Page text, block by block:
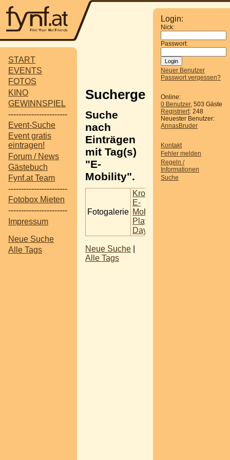
START
EVENTS
FOTOS
KINO
GEWINNSPIEL
-----------------------
Event-Suche
Event gratis
eintragen!
Forum / News
Gästebuch
Fynf.at Team
-----------------------
Fotobox Mieten
-----------------------
Impressum
Neue Suche
Alle Tags
Login:
Nick:
Passwort:
Neuer Benutzer
Passwort vergessen?
Online:
0 Benutzer, 503 Gäste
Registriert: 248
Neuester Benutzer:
AnnasBruder
Kontakt
Fehler melden
Regeln /
Informationen
Suche
Suchergebnisse
Suche
nach
Einträgen
mit Tag(s)
"E-
Mobility".
Fotogalerie
Krone
E-
Mobility
Play
Days
Neue Suche
Alle Tags